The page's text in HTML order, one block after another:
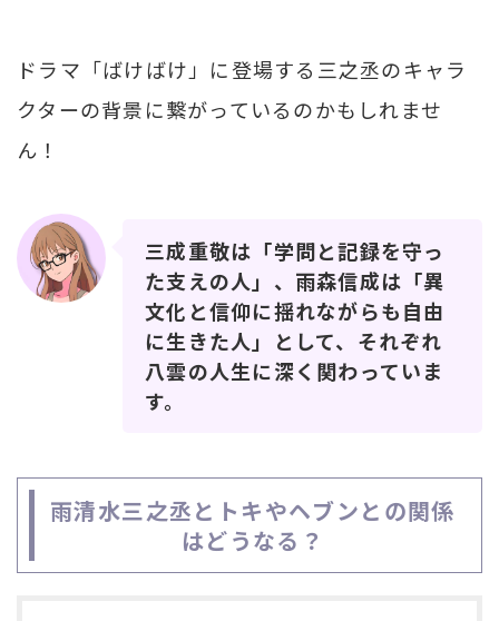
ドラマ「ばけばけ」に登場する三之丞のキャラ
クターの背景に繋がっているのかもしれませ
ん！
三成重敬は「学問と記録を守っ
た支えの人」、雨森信成は「異
文化と信仰に揺れながらも自由
に生きた人」として、それぞれ
八雲の人生に深く関わっていま
す。
雨清水三之丞とトキやヘブンとの関係
はどうなる？